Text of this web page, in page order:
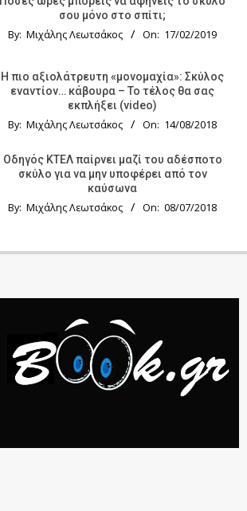
σου μόνο στο σπίτι;
By: Μιχάλης Λεωτσάκος On: 17/02/2019
Η πιο αξιολάτρευτη «μονομαχία»: Σκύλος
εναντίον… κάβουρα – Το τέλος θα σας
εκπλήξει (video)
By: Μιχάλης Λεωτσάκος On: 14/08/2018
Οδηγός KTΕΛ παίρνει μαζί του αδέσποτο
σκύλο για να μην υποφέρει από τον
καύσωνα
By: Μιχάλης Λεωτσάκος On: 08/07/2018